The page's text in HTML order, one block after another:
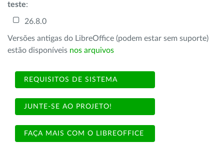
teste:
26.8.0
Versões antigas do LibreOffice (podem estar sem suporte)
estão disponíveis nos arquivos
REQUISITOS DE SISTEMA
JUNTE-SE AO PROJETO!
FAÇA MAIS COM O LIBREOFFICE